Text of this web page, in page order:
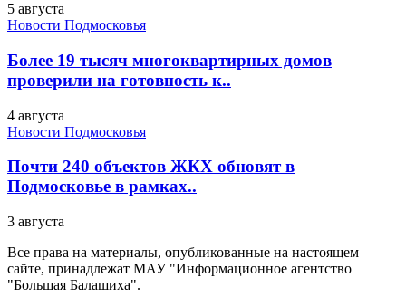
5 августа
Новости Подмосковья
Более 19 тысяч многоквартирных домов
проверили на готовность к..
4 августа
Новости Подмосковья
Почти 240 объектов ЖКХ обновят в
Подмосковье в рамках..
3 августа
Все права на материалы, опубликованные на настоящем
сайте, принадлежат МАУ "Информационное агентство
"Большая Балашиха".